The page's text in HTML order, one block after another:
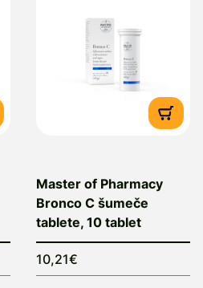
Master of Pharmacy
Bronco C šumeče
tablete, 10 tablet
10,21€